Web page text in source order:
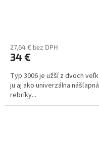
27,64 € bez DPH
34 €
Typ 3006 je užší z dvoch
ju aj ako univerzálna
rebríky...